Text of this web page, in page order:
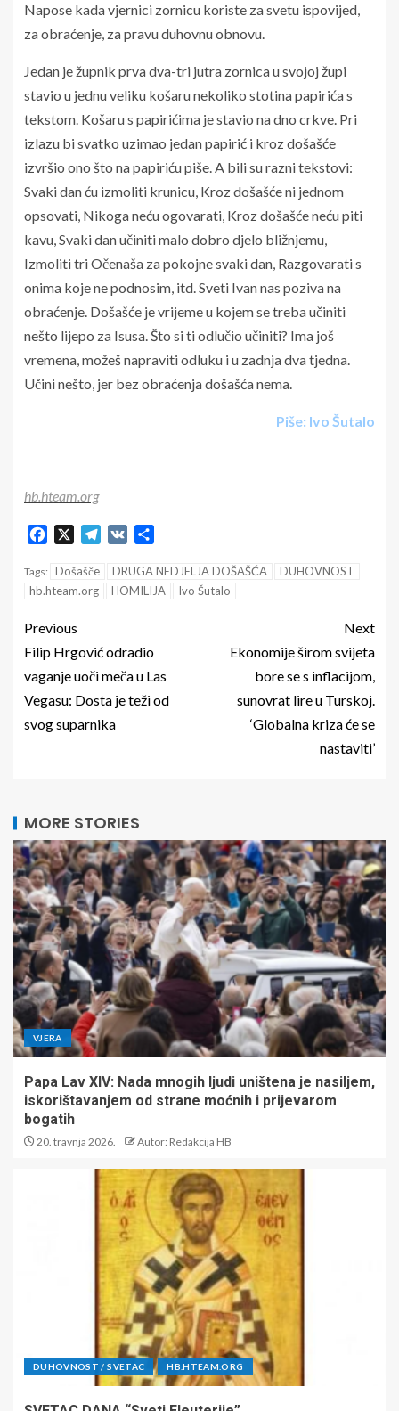
Napose kada vjernici zornicu koriste za svetu ispovijed,
za obraćenje, za pravu duhovnu obnovu.
Jedan je župnik prva dva-tri jutra zornica u svojoj župi
stavio u jednu veliku košaru nekoliko stotina papirića s
tekstom. Košaru s papirićima je stavio na dno crkve. Pri
izlazu bi svatko uzimao jedan papirić i kroz došašće
izvršio ono što na papiriću piše. A bili su razni tekstovi:
Svaki dan ću izmoliti krunicu, Kroz došašće ni jednom
opsovati, Nikoga neću ogovarati, Kroz došašće neću piti
kavu, Svaki dan učiniti malo dobro djelo bližnjemu,
Izmoliti tri Očenaša za pokojne svaki dan, Razgovarati s
onima koje ne podnosim, itd. Sveti Ivan nas poziva na
obraćenje. Došašće je vrijeme u kojem se treba učiniti
nešto lijepo za Isusa. Što si ti odlučio učiniti? Ima još
vremena, možeš napraviti odluku i u zadnja dva tjedna.
Učini nešto, jer bez obraćenja došašća nema.
Piše: Ivo Šutalo
hb.hteam.org
Facebook Telegram
VK
Tags: Došašče DRUGA NEDJELJA DOŠAŠĆA
DUHOVNOST
hb.hteam.org
HOMILIJA Ivo Šutalo
Previous
Filip Hrgović odradio
vaganje uoči meča u Las
Vegasu: Dosta je teži od
svog suparnika
Next
Ekonomije širom svijeta
bore se s inflacijom,
sunovrat lire u Turskoj.
‘Globalna kriza će se
nastaviti’
MORE STORIES
VJERA
Papa Lav XIV: Nada mnogih ljudi uništena je nasiljem,
iskorištavanjem od strane moćnih i prijevarom
bogatih
20. travnja 2026. Autor: Redakcija HB
DUHOVNOST / SVETAC HB.HTEAM.ORG